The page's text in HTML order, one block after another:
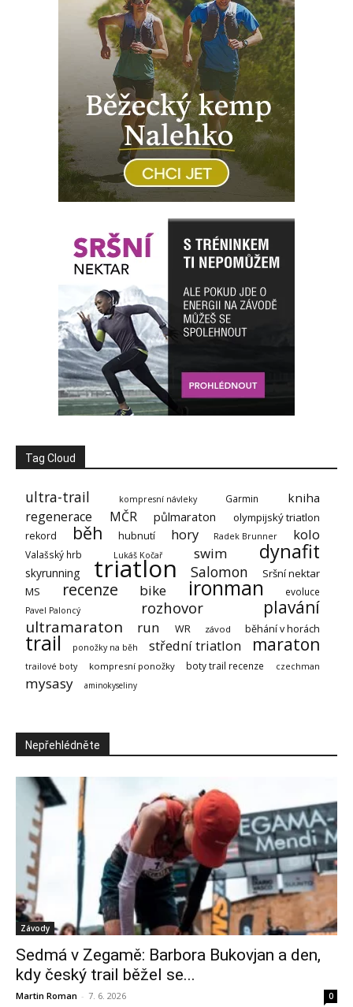
Tag Cloud
ultra-trail kompresní návleky Garmin kniha
regenerace MČR půlmaraton olympijský triatlon
rekord běh hubnutí hory Radek Brunner kolo
Valašský hrb Lukáš Kočař swim dynafit
skyrunning triatlon Salomon
Sršní nektar
MS
recenze bike ironman evoluce
Pavel Paloncý rozhovor plavání
ultramaraton run WR závod běhání v horách
trail ponožky na běh střední triatlon maraton
trailové boty kompresní ponožky boty trail recenze czechman
mysasy aminokyseliny
Nepřehlédněte
Závody
Sedmá v Zegamě: Barbora Bukovjan a den,
kdy český trail běžel se...
Martin Roman - 7. 6. 2026 0